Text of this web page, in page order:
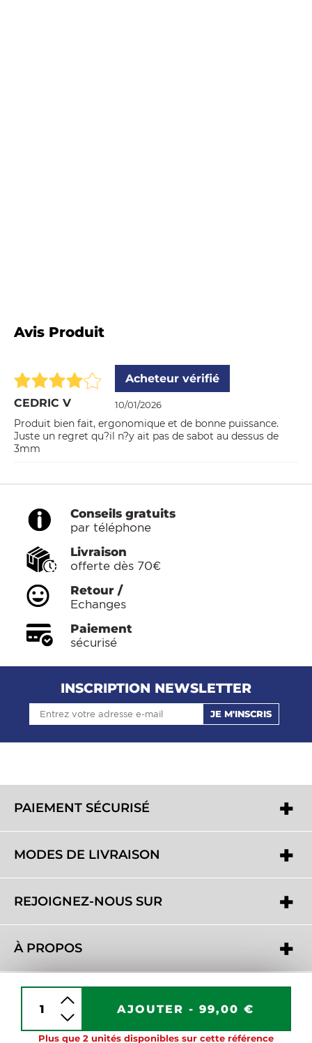
AJOUTER - 99,00 €
Plus que 2 unités disponibles sur cette référence
Avis Produit
CEDRIC V
Acheteur vérifié
10/01/2026
Produit bien fait, ergonomique et de bonne puissance.
Juste un regret qu?il n?y ait pas de sabot au dessus de
3mm
Conseils gratuits
par téléphone
Livraison
offerte dès 70€
Retour /
Echanges
Paiement
sécurisé
INSCRIPTION NEWSLETTER
JE M'INSCRIS
PAIEMENT SÉCURISÉ
MODES DE LIVRAISON
REJOIGNEZ-NOUS SUR
À PROPOS
BESOIN D'AIDE ?